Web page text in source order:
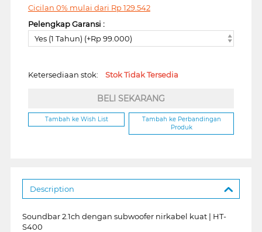
Cicilan 0% mulai dari Rp129.542
Pelengkap Garansi :
Yes (1 Tahun) (+Rp 99.000)
Ketersediaan stok: Stok Tidak Tersedia
BELI SEKARANG
Tambah ke Wish List
Tambah ke Perbandingan
Produk
Description
Soundbar 2.1ch dengan subwoofer nirkabel kuat | HT-
S400